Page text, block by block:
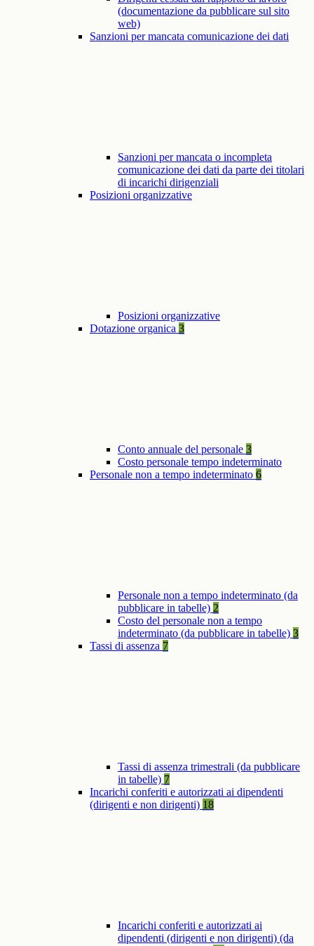
(documentazione da pubblicare sul sito
web)
Sanzioni per mancata comunicazione dei dati
Sanzioni per mancata o incompleta
comunicazione dei dati da parte dei titolari
di incarichi dirigenziali
Posizioni organizzative
Posizioni organizzative
Dotazione organica 3
Conto annuale del personale 3
Costo personale tempo indeterminato
Personale non a tempo indeterminato 6
Personale non a tempo indeterminato (da
pubblicare in tabelle) 2
Costo del personale non a tempo
indeterminato (da pubblicare in tabelle) 3
Tassi di assenza 7
Tassi di assenza trimestrali (da pubblicare
in tabelle) 7
Incarichi conferiti e autorizzati ai dipendenti
(dirigenti e non dirigenti) 18
Incarichi conferiti e autorizzati ai
dipendenti (dirigenti e non dirigenti) (da